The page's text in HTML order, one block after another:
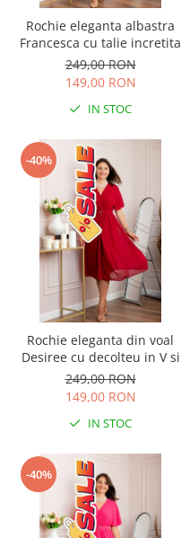
Rochie eleganta albastra
Francesca cu talie incretita
249,00 RON
149,00 RON
IN STOC
-40%
Rochie eleganta din voal
Desiree cu decolteu in V si
curea - Grena
249,00 RON
149,00 RON
IN STOC
-40%